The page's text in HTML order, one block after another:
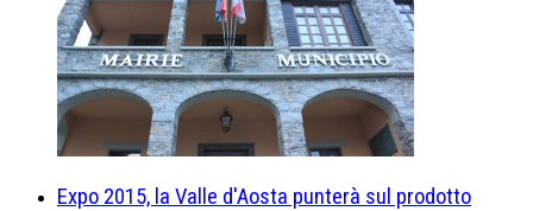
Expo 2015, la Valle d'Aosta punterà sul prodotto